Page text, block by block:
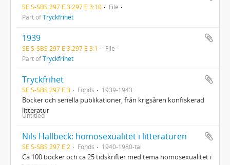
SE S-SBS 297 E 3:297 E 3:10
File
Part ofTryckfrihet
1939
SE S-SBS 297 E 3:297 E 3:1
File
Part ofTryckfrihet
Tryckfrihet
SE S-SBS 297 E 3 Fonds 1939-1943
Böcker och seriella publikationer, från krigsåren konfiskerad
litteratur
Untitled
Nils Hallbeck: homosexualitet i litteraturen
SE S-SBS 297 E 2 Fonds 1940-1980-tal
Ca 100 böcker och ca 25 tidskrifter med tema homosexualitet i